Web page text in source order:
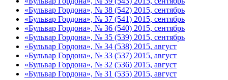
«Бульвар Гордона», № 38 (542) 2015, сентябрь
«Бульвар Гордона», № 37 (541) 2015, сентябрь
«Бульвар Гордона», № 36 (540) 2015, сентябрь
«Бульвар Гордона», № 35 (539) 2015, сентябрь
«Бульвар Гордона», № 34 (538) 2015, август
«Бульвар Гордона», № 33 (537) 2015, август
«Бульвар Гордона», № 32 (536) 2015, август
«Бульвар Гордона», № 31 (535) 2015, август